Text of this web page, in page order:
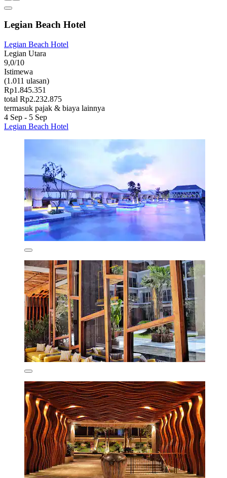
Legian Beach Hotel
Legian Beach Hotel
Legian Utara
9,0/10
Istimewa
(1.011 ulasan)
Rp1.845.351
total Rp2.232.875
termasuk pajak & biaya lainnya
4 Sep - 5 Sep
Legian Beach Hotel